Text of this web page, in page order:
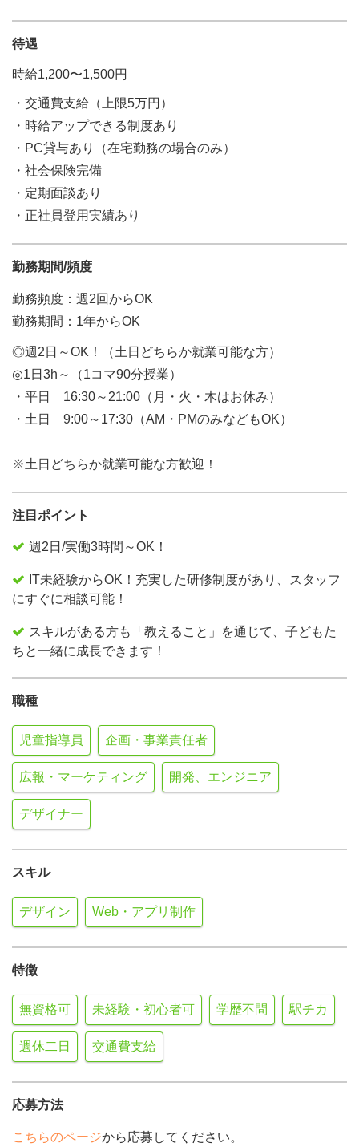
待遇
時給1,200〜1,500円
・交通費支給（上限5万円）
・時給アップできる制度あり
・PC貸与あり（在宅勤務の場合のみ）
・社会保険完備
・定期面談あり
・正社員登用実績あり
勤務期間/頻度
勤務頻度：週2回からOK
勤務期間：1年からOK
◎週2日～OK！（土日どちらか就業可能な方）
◎1日3h～（1コマ90分授業）
・平日 16:30～21:00（月・火・木はお休み）
・土日 9:00～17:30（AM・PMのみなどもOK）
※土日どちらか就業可能な方歓迎！
注目ポイント
週2日/実働3時間～OK！
IT未経験からOK！充実した研修制度があり、スタッフ
にすぐに相談可能！
スキルがある方も「教えること」を通じて、子どもた
ちと一緒に成長できます！
職種
児童指導員 企画・事業責任者
広報・マーケティング 開発、エンジニア
デザイナー
スキル
デザイン Web・アプリ制作
特徴
無資格可 未経験・初心者可 学歴不問 駅チカ
週休二日 交通費支給
応募方法
こちらのページから応募してください。